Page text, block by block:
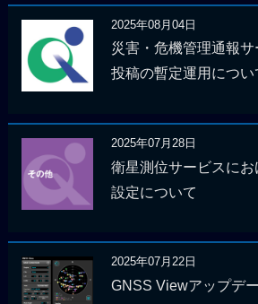
2025年08月04日
災害・危機管理通報サ
投稿の暫定運用につい
2025年07月28日
衛星測位サービスに
設定について
2025年07月22日
GNSS Viewアップデ